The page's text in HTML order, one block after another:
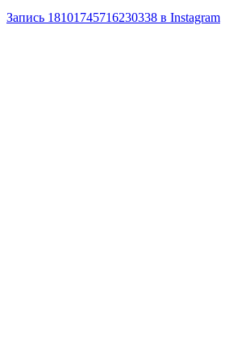
Запись 18101745716230338 в Instagram